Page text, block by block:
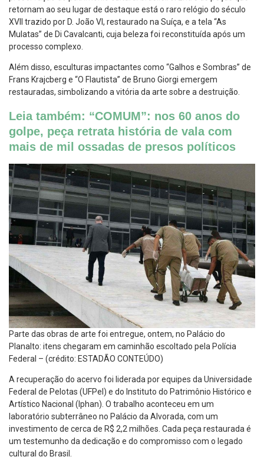
retornam ao seu lugar de destaque está o raro relógio do século
XVII trazido por D. João VI, restaurado na Suíça, e a tela “As
Mulatas” de Di Cavalcanti, cuja beleza foi reconstituída após um
processo complexo.
Além disso, esculturas impactantes como “Galhos e Sombras” de
Frans Krajcberg e “O Flautista” de Bruno Giorgi emergem
restauradas, simbolizando a vitória da arte sobre a destruição.
Leia também: “COMUM”: nos 60 anos do
golpe, peça retrata história de vala com
mais de mil ossadas de presos políticos
Parte das obras de arte foi entregue, ontem, no Palácio do
Planalto: itens chegaram em caminhão escoltado pela Polícia
Federal – (crédito: ESTADÃO CONTEÚDO)
A recuperação do acervo foi liderada por equipes da Universidade
Federal de Pelotas (UFPel) e do Instituto do Patrimônio Histórico e
Artístico Nacional (Iphan). O trabalho aconteceu em um
laboratório subterrâneo no Palácio da Alvorada, com um
investimento de cerca de R$ 2,2 milhões. Cada peça restaurada é
um testemunho da dedicação e do compromisso com o legado
cultural do Brasil.